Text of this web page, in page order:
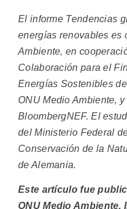
El informe Tendencias
energías renovables es
Ambiente, en
Colaboración para el
Energías Sostenibles
ONU Medio Ambiente,
BloombergNEF. El
del Ministerio Federal
Conservación de la
de Alemania.
Este artículo fue
ONU Medio Ambiente.